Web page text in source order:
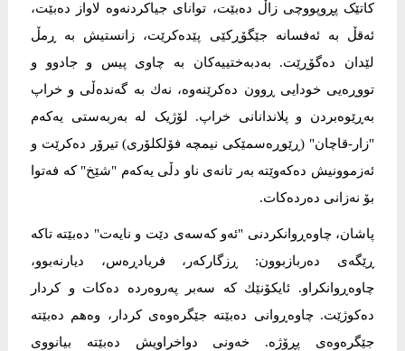
کاتێک پڕوپووچی زاڵ دەبێت، توانای جیاکردنەوە لاواز دەبێت،
ئەقڵ بە ئەفسانە جێگۆڕکێی پێدەکرێت، زانستیش بە ڕمڵ
لێدان دەگۆڕێت. بەدبەختییەکان بە چاوی پیس و جادوو و
تووڕەیی خودایی ڕوون دەکرێنەوە، نەك بە گەندەڵی و خراپ
بەڕێوەبردن و پلاندانانی خراپ. لۆژیک لە بەربەستی یەکەم
"زار-قاچان" (ڕێوڕەسمێکی نیمچە فۆلکلۆری) تیرۆر دەکرێت و
ئەزموونیش دەکەوێتە بەر تانەی ناو دڵی یەکەم "شێخ" کە فەتوا
بۆ نەزانی دەردەکات.
پاشان، چاوەڕوانکردنی "ئەو کەسەی دێت و نایەت" دەبێتە تاکە
ڕێگەی دەربازبوون: ڕزگارکەر، فریادڕەس، دیارنەبوو،
چاوەڕوانکراو. ئایکۆنێك کە سەبر پەروەردە دەکات و کردار
دەکوژێت. چاوەڕوانی دەبێتە جێگرەوەی کردار، وەهم دەبێتە
جێگرەوەی پڕۆژە. خەونی دواخراویش دەبێتە بیانووی